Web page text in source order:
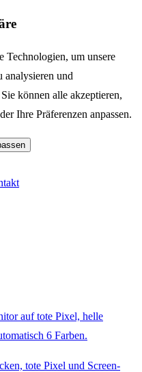
Technologien, um unsere
analysieren und
können alle akzeptieren,
Ihre Präferenzen anpassen.
auf tote Pixel, helle
6 Farben.
tote Pixel und Screen-